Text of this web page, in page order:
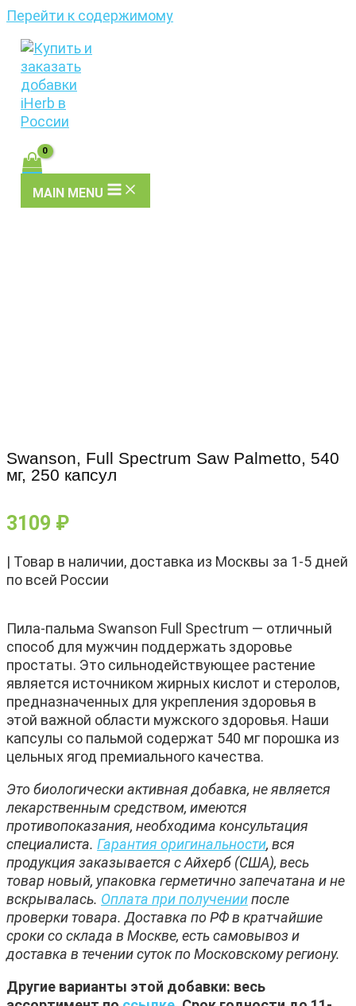
Перейти к содержимому
MAIN MENU
Swanson, Full Spectrum Saw Palmetto, 540
мг, 250 капсул
3109 ₽
| Товар в наличии, доставка из Москвы за 1-5 дней
по всей России
Пила-пальма Swanson Full Spectrum — отличный
способ для мужчин поддержать здоровье
простаты. Это сильнодействующее растение
является источником жирных кислот и стеролов,
предназначенных для укрепления здоровья в
этой важной области мужского здоровья. Наши
капсулы со пальмой содержат 540 мг порошка из
цельных ягод премиального качества.
Это биологически активная добавка, не является
лекарственным средством, имеются
противопоказания, необходима консультация
специалиста. Гарантия оригинальности, вся
продукция заказывается с Айхерб (США), весь
товар новый, упаковка герметично запечатана и не
вскрывалась. Оплата при получениипосле
проверки товара. Доставка по РФ в кратчайшие
сроки со склада в Москве, есть самовывоз и
доставка в течении суток по Московскому региону.
Другие варианты этой добавки: весь